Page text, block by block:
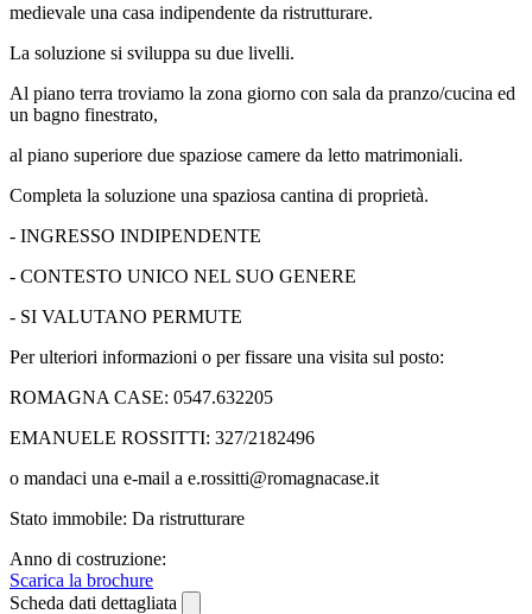
medievale una casa indipendente da ristrutturare.
La soluzione si sviluppa su due livelli.
Al piano terra troviamo la zona giorno con sala da pranzo/cucina ed
un bagno finestrato,
al piano superiore due spaziose camere da letto matrimoniali.
Completa la soluzione una spaziosa cantina di proprietà.
- INGRESSO INDIPENDENTE
- CONTESTO UNICO NEL SUO GENERE
- SI VALUTANO PERMUTE
Per ulteriori informazioni o per fissare una visita sul posto:
ROMAGNA CASE: 0547.632205
EMANUELE ROSSITTI: 327/2182496
o mandaci una e-mail a e.rossitti@romagnacase.it
Stato immobile: Da ristrutturare
Anno di costruzione:
Scarica la brochure
Scheda dati dettagliata